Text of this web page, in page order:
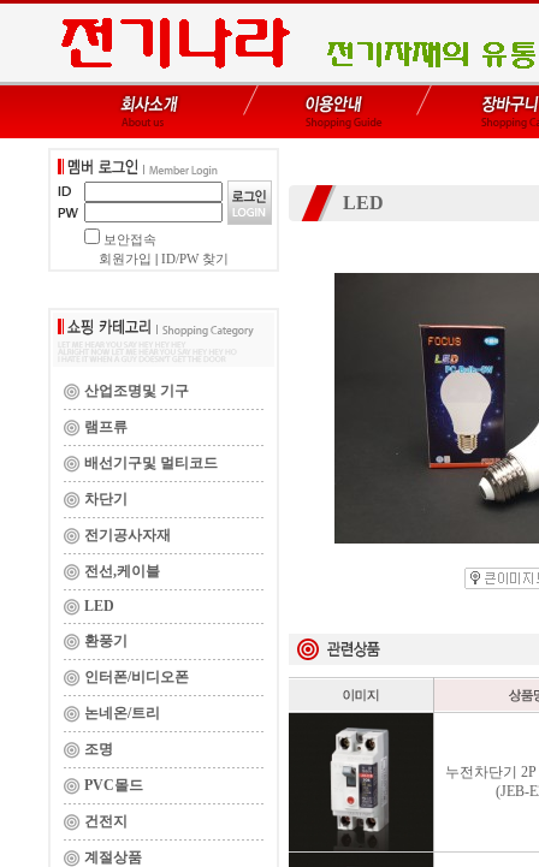
보안접속
회원가입
ID/PW 찾기
산업조명및 기구
램프류
배선기구및 멀티코드
차단기
전기공사자재
전선,케이블
LED
환풍기
인터폰/비디오폰
논네온/트리
조명
PVC몰드
건전지
계절상품
LED
누전차단기
(JEB-